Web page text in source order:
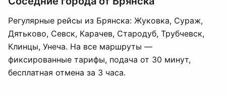
Регулярные рейсы из Брянска: Жуковка, Сураж,
Дятьково, Севск, Карачев, Стародуб, Трубчевск,
Клинцы, Унеча. На все маршруты —
фиксированные тарифы, подача от 30 минут,
бесплатная отмена за 3 часа.